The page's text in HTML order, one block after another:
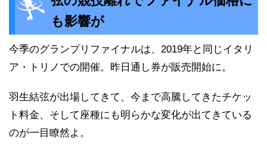
も影響が
今季のグランプリファイナルは、2019年と同じイタリ
ア・トリノでの開催。昨日通し券が販売開始に。
羽生結弦が出場してきて、今まで高騰してきたチケッ
ト料金、そして座種にも明らかな変化が出てきている
のが一目瞭然よ。